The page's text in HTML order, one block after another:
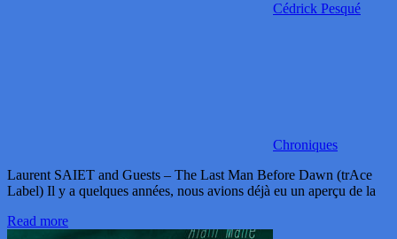
Cédrick Pesqué
Chroniques
Laurent SAIET and Guests – The Last Man Before Dawn (trAce
Label) Il y a quelques années, nous avions déjà eu un aperçu de la
Read more